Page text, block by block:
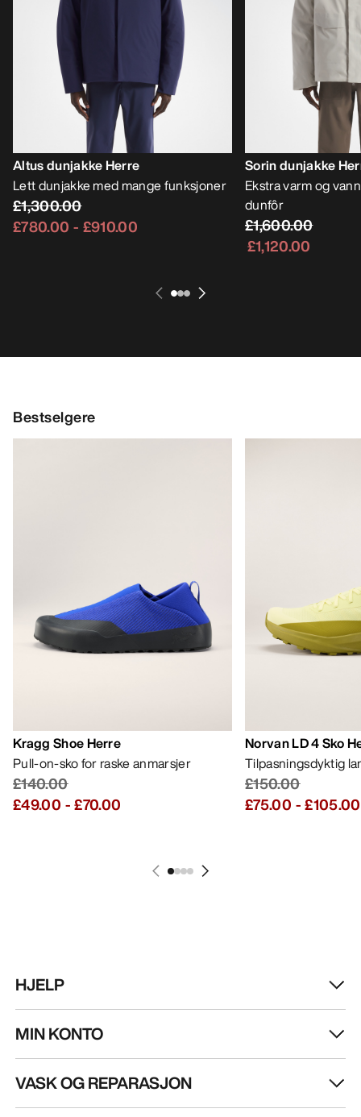
Altus dunjakke Herre
Lett dunjakke med mange funksjoner
£1,300.00
£780.00 - £910.00
Sorin dunjakke
Ekstra varm og
dunfôr
£1,600.00
£1,120.00
Bestselgere
Kragg Shoe Herre
Pull-on-sko for raske anmarsjer
£140.00
£49.00 -£70.00
Norvan LD 4 Sko
Tilpasningsdyktig
£150.00
£75.00 -£105.00
HJELP
MIN KONTO
VASK OG REPARASJON